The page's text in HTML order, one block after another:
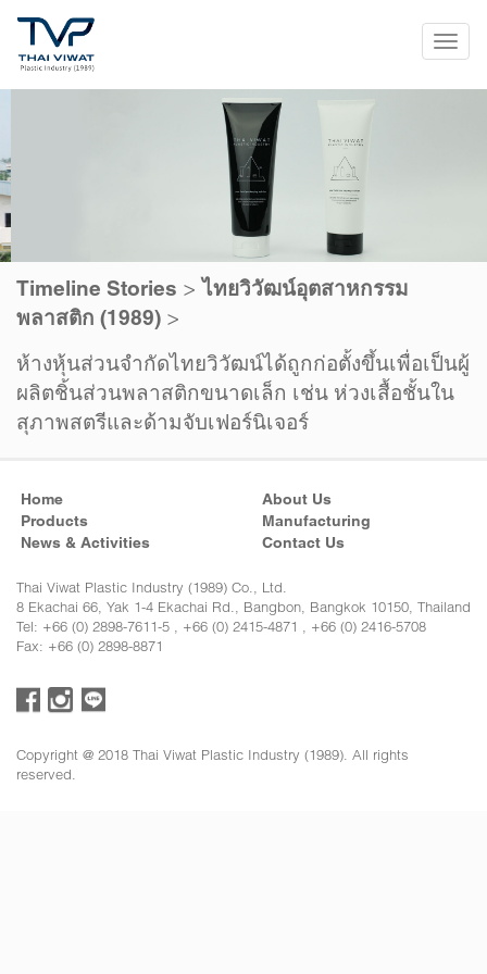
Timeline Stories >ไทยวิวัฒน์อุตสาหกรรม
พลาสติก (1989) >
ห้างหุ้นส่วนจำกัดไทยวิวัฒน์ได้ถูกก่อตั้งขึ้นเพื่อเป็นผู้
ผลิตชิ้นส่วนพลาสติกขนาดเล็ก เช่น ห่วงเสื้อชั้นใน
สุภาพสตรีและด้ามจับเฟอร์นิเจอร์
Home
About Us
Products
Manufacturing
News & Activities
Contact Us
Thai Viwat Plastic Industry (1989) Co., Ltd.
8 Ekachai 66, Yak 1-4 Ekachai Rd., Bangbon, Bangkok 10150, Thailand
Tel: +66 (0) 2898-7611-5 , +66 (0) 2415-4871 , +66 (0) 2416-5708
Fax: +66 (0) 2898-8871
Copyright @ 2018 Thai Viwat Plastic Industry (1989). All rights
reserved.